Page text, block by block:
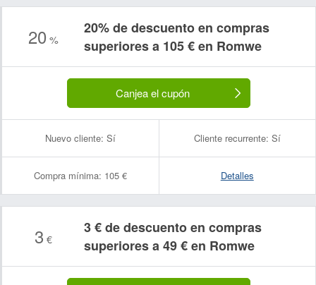
20 %
20% de descuento en compras
superiores a 105 € en Romwe
Canjea el cupón
Nuevo cliente: Sí Cliente recurrente: Sí
Compra mínima: 105 € Detalles
3 €
3 € de descuento en compras
superiores a 49 € en Romwe